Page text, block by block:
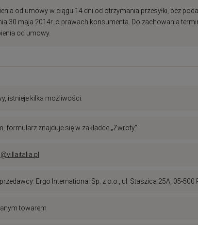
od umowy w ciągu 14 dni od otrzymania przesyłki, bez
30 maja 2014r. o prawach konsumenta. Do zachowania
od umowy.
istnieje kilka możliwości:
znajduje się w zakładce „Zwroty”
Ergo International Sp. z o.o., ul. Staszica 25A, 05-500
towarem